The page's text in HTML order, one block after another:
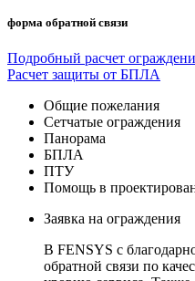
форма обратной связи
Подробный расчет
Расчет защиты от БПЛА
Общие пожелания
Сетчатые ограждения
Панорама
БПЛА
ПТУ
Помощь в
Заявка на ограждения
В FENSYS с
обратной связи по